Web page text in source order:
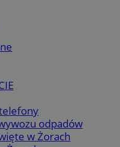
odpadów
w Żorach